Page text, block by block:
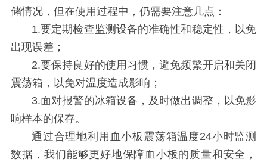
储情况，但在使用过程中，仍需要注意几点：
1.要定期检查监测设备的准确性和稳定性，以免
出现误差；
2.要保持良好的使用习惯，避免频繁开启和关闭
震荡箱，以免对温度造成影响；
3.面对报警的冰箱设备，及时做出调整，以免影
响样本的保存。
通过合理地利用血小板震荡箱温度24小时监测
数据，我们能够更好地保障血小板的质量和安全，